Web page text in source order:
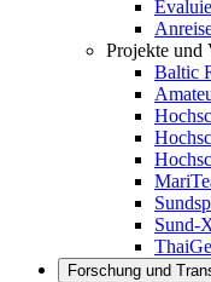
Projekte und
Baltic
Sund-
Forschung und